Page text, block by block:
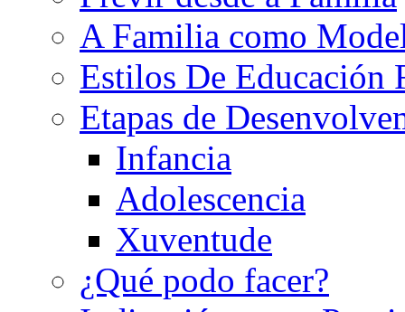
A Familia como
Estilos De Educación
Etapas de
Infancia
Adolescencia
Xuventude
¿Qué podo facer?